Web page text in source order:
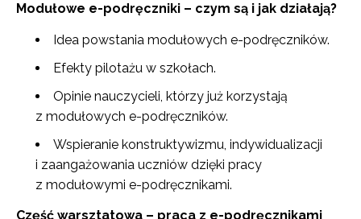
Modułowe e-podręczniki – czym są i jak działają?
Idea powstania modułowych e-podręczników.
Efekty pilotażu w szkołach.
Opinie nauczycieli, którzy już korzystają
z modułowych e-podręczników.
Wspieranie konstruktywizmu, indywidualizacji
i zaangażowania uczniów dzięki pracy
z modułowymi e-podręcznikami.
Część warsztatowa – praca z e-podręcznikami